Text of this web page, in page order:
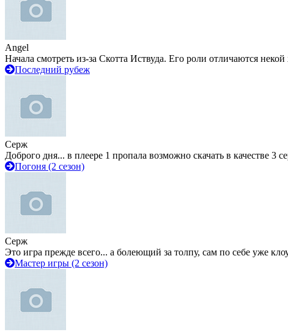
Angel
Начала смотреть из-за Скотта Иствуда. Его роли отличаются некой
Последний рубеж
Серж
Доброго дня... в плеере 1 пропала возможно скачать в качестве 3
Погоня (2 сезон)
Серж
Это игра прежде всего... а болеющий за толпу, сам по себе уже
Мастер игры (2 сезон)